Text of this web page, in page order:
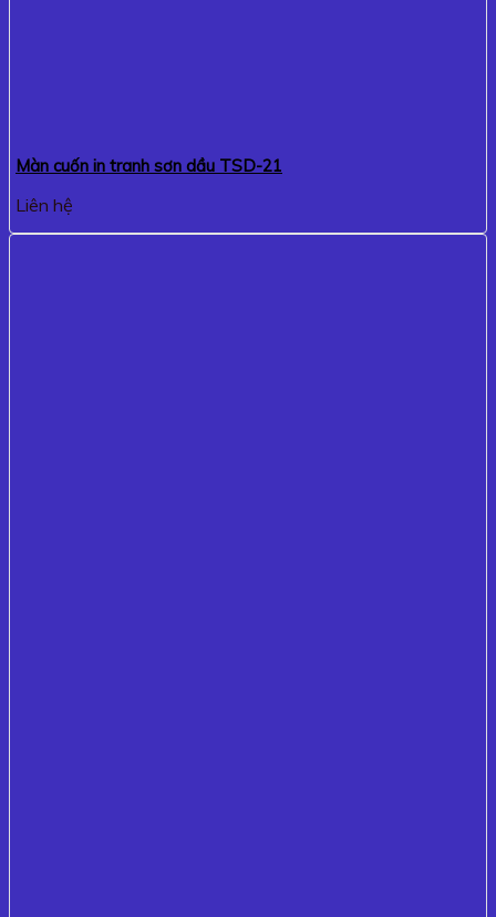
Màn cuốn in tranh sơn dầu TSD-21
Liên hệ